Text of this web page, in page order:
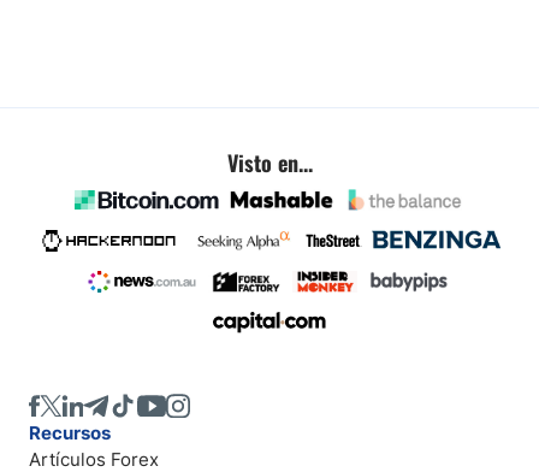
Visto en...
Recursos
Artículos Forex